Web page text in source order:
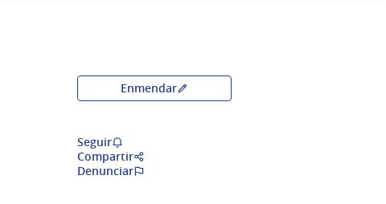
Enmendar
Seguir
Compartir
Denunciar